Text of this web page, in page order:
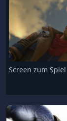
Screen zum